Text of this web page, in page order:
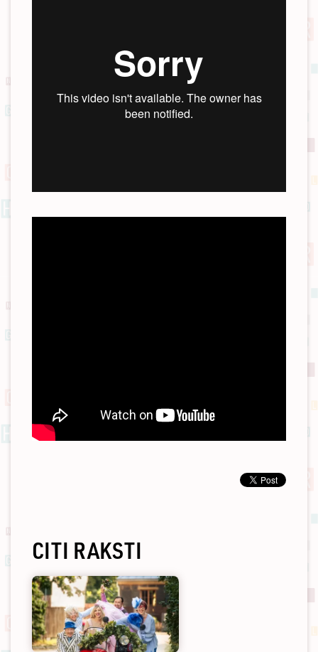
CITI RAKSTI